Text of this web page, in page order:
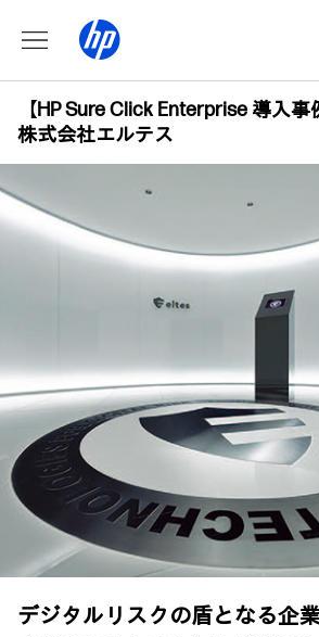
【HP Sure Click Enterprise 導入事
株式会社エルテス
デジタルリスクの盾となる企